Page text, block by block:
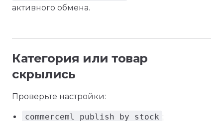
активного обмена.
Категория или товар
скрылись
Проверьте настройки:
commerceml_publish_by_stock ;